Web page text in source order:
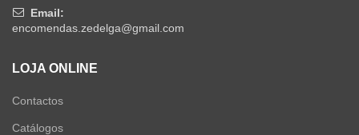
Email:
encomendas.zedelga@gmail.com
LOJA ONLINE
Contactos
Catálogos